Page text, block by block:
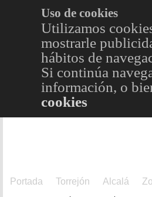
Uso de cookies
Utilizamos
mostrarle
hábitos de
Si continúa
información, o
cookies
Portada Torrejón Alcalá